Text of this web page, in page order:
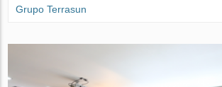
Grupo Terrasun